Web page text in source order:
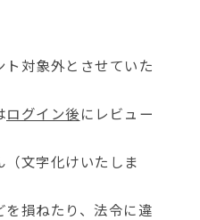
対象外とさせていた
ログイン後にレビュー
文字化けいたしま
損ねたり、法令に違